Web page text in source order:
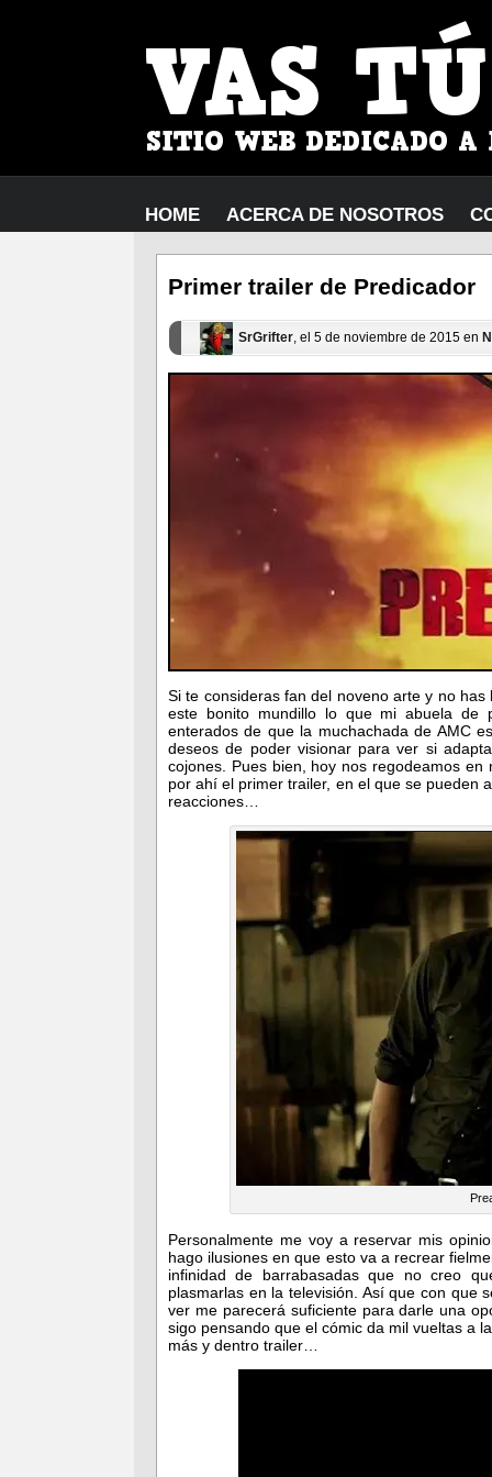
HOME ACERCA DE NOSOTROS
Primer trailer de Predicador
SrGrifter, el 5 de noviembre de 2015 en
Si te consideras fan del noveno arte y no has
este bonito mundillo lo que mi abuela de
enterados de que la muchachada de AMC
deseos de poder visionar para ver si
cojones. Pues bien, hoy nos regodeamos
por ahí el primer trailer, en el que se pueden
reacciones…
Personalmente me voy a reservar mis
hago ilusiones en que esto va a recrear
infinidad de barrabasadas que no creo
plasmarlas en la televisión. Así que con que
ver me parecerá suficiente para darle una
sigo pensando que el cómic da mil vueltas a
más y dentro trailer…